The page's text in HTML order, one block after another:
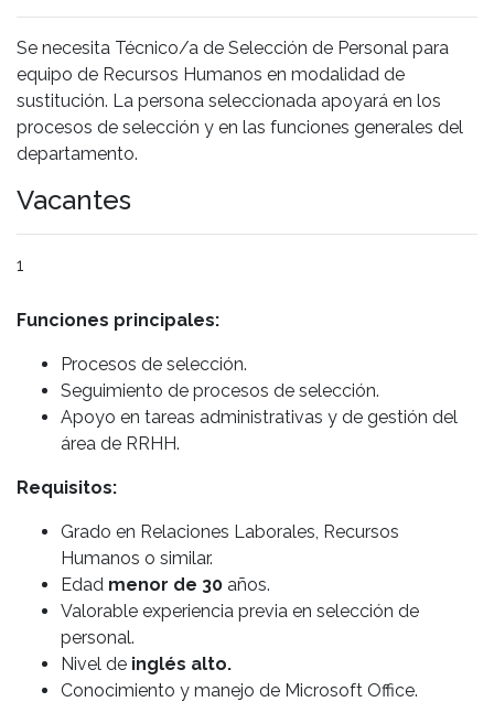
Se necesita Técnico/a de Selección de Personal para
equipo de Recursos Humanos en modalidad de
sustitución. La persona seleccionada apoyará en los
procesos de selección y en las funciones generales del
departamento.
Vacantes
1
Funciones principales:
Procesos de selección.
Seguimiento de procesos de selección.
Apoyo en tareas administrativas y de gestión del
área de RRHH.
Requisitos:
Grado en Relaciones Laborales, Recursos
Humanos o similar.
Edad menor de 30 años.
Valorable experiencia previa en selección de
personal.
Nivel de inglés alto.
Conocimiento y manejo de Microsoft Office.